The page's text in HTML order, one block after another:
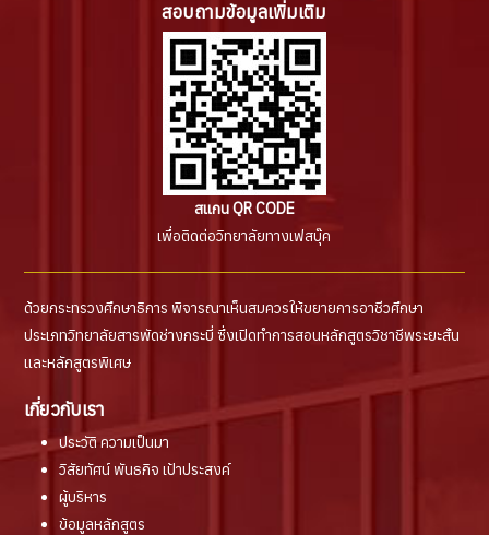
สอบถามข้อมูลเพิ่มเติม
สแกน QR CODE
เพื่อติดต่อวิทยาลัยทางเฟสบุ๊ค
ด้วยกระทรวงศึกษาธิการ พิจารณาเห็นสมควรให้ขยายการอาชีวศึกษา
ประเภทวิทยาลัยสารพัดช่างกระบี่ ซึ่งเปิดทำการสอนหลักสูตรวิชาชีพระยะสั้น
และหลักสูตรพิเศษ
เกี่ยวกับเรา
ประวัติ ความเป็นมา
วิสัยทัศน์ พันธกิจ เป้าประสงค์
ผู้บริหาร
ข้อมูลหลักสูตร